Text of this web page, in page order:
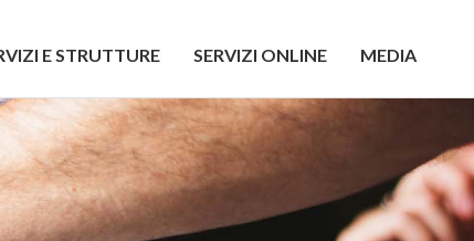
E STRUTTURE SERVIZI ONLINE MEDIA